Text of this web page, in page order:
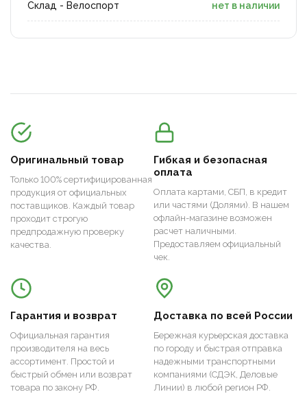
Склад - Велоспорт нет в наличии
Оригинальный товар
Только 100% сертифицированная
продукция от официальных
поставщиков. Каждый товар
проходит строгую
предпродажную проверку
качества.
Гибкая и безопасная
оплата
Оплата картами, СБП, в кредит
или частями (Долями). В нашем
офлайн-магазине возможен
расчет наличными.
Предоставляем официальный
чек.
Гарантия и возврат
Официальная гарантия
производителя на весь
ассортимент. Простой и
быстрый обмен или возврат
товара по закону РФ.
Доставка по всей России
Бережная курьерская доставка
по городу и быстрая отправка
надежными транспортными
компаниями (СДЭК, Деловые
Линии) в любой регион РФ.